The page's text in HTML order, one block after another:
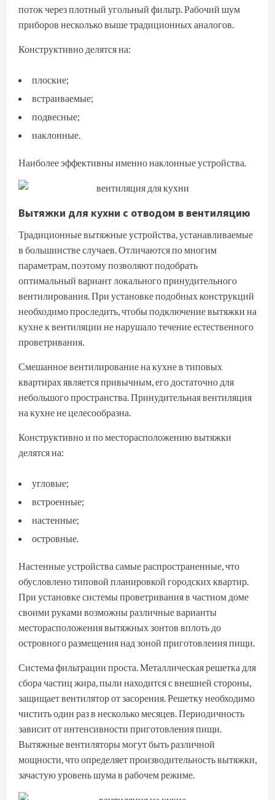
поток через плотный угольный фильтр. Рабочий шум
приборов несколько выше традиционных аналогов.
Конструктивно делятся на:
плоские;
встраиваемые;
подвесные;
наклонные.
Наиболее эффективны именно наклонные устройства.
Вытяжки для кухни с отводом в вентиляцию
Традиционные вытяжные устройства, устанавливаемые
в большинстве случаев. Отличаются по многим
параметрам, поэтому позволяют подобрать
оптимальный вариант локального принудительного
вентилирования. При установке подобных конструкций
необходимо проследить, чтобы подключение вытяжки на
кухне к вентиляции не нарушало течение естественного
проветривания.
Смешанное вентилирование на кухне в типовых
квартирах является привычным, его достаточно для
небольшого пространства. Принудительная вентиляция
на кухне не целесообразна.
Конструктивно и по месторасположению вытяжки
делятся на:
угловые;
встроенные;
настенные;
островные.
Настенные устройства самые распространенные, что
обусловлено типовой планировкой городских квартир.
При установке системы проветривания в частном доме
своими руками возможны различные варианты
месторасположения вытяжных зонтов вплоть до
островного размещения над зоной приготовления пищи.
Система фильтрации проста. Металлическая решетка для
сбора частиц жира, пыли находится с внешней стороны,
защищает вентилятор от засорения. Решетку необходимо
чистить один раз в несколько месяцев. Периодичность
зависит от интенсивности приготовления пищи.
Вытяжные вентиляторы могут быть различной
мощности, что определяет производительность вытяжки,
зачастую уровень шума в рабочем режиме.